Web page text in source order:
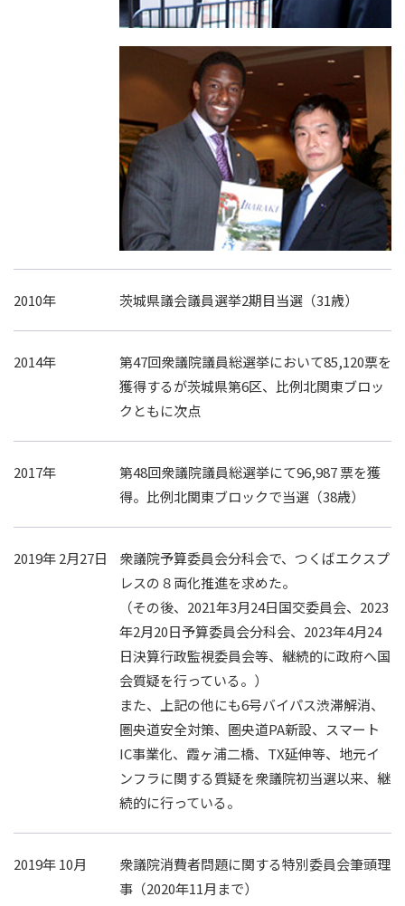
2010年 茨城県議会議員選挙2期目当選（31歳）
2014年
第47回衆議院議員総選挙において85,120票を
獲得するが茨城県第6区、比例北関東ブロッ
クともに次点
2017年
第48回衆議院議員総選挙にて96,987 票を獲
得。比例北関東ブロックで当選（38歳）
2019年 2月27日
衆議院予算委員会分科会で、つくばエクスプ
レスの８両化推進を求めた。
（その後、2021年3月24日国交委員会、2023
年2月20日予算委員会分科会、2023年4月24
日決算行政監視委員会等、継続的に政府へ国
会質疑を行っている。）
また、上記の他にも6号バイパス渋滞解消、
圏央道安全対策、圏央道PA新設、スマート
IC事業化、霞ヶ浦二橋、TX延伸等、地元イ
ンフラに関する質疑を衆議院初当選以来、継
続的に行っている。
2019年 10月
衆議院消費者問題に関する特別委員会筆頭理
事（2020年11月まで）